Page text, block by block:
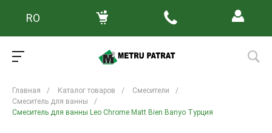
RO
Главная / Каталог товаров / Смесители
/
Смеситель для ванны
/
Смеситель для ванны Leo Chrome Matt Bien Banyo Турция